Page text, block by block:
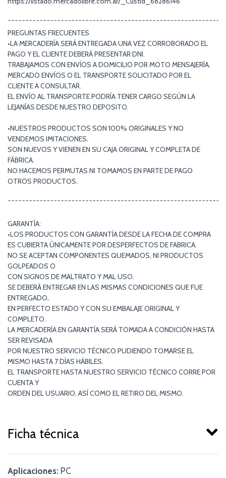
PREGUNTAS FRECUENTES
•LA MERCADERÍA SERÁ ENTREGADA UNA VEZ CORROBORADO EL
PAGO Y EL CLIENTE DEBERÁ PRESENTAR DNI.
TRABAJAMOS CON ENVÍOS A DOMICILIO POR MOTO MENSAJERÍA,
MERCADO ENVÍOS O EL TRANSPORTE SOLICITADO POR EL
CLIENTE A CONSULTAR.
EL ENVÍO AL TRANSPORTE PODRÍA TENER CARGO SEGÚN LA
LEJANÍAS DESDE NUESTRO DEPOSITO.
•NUESTROS PRODUCTOS SON 100% ORIGINALES Y NO
VENDEMOS IMITACIONES.
SON NUEVOS Y VIENEN EN SU CAJA ORIGINAL Y COMPLETA DE
FÁBRICA.
NO HACEMOS PERMUTAS NI TOMAMOS EN PARTE DE PAGO
OTROS PRODUCTOS.
GARANTÍA:
•LOS PRODUCTOS CON GARANTÍA DESDE LA FECHA DE COMPRA
ES CUBIERTA ÚNICAMENTE POR DESPERFECTOS DE FABRICA.
NO SE ACEPTAN COMPONENTES QUEMADOS, NI PRODUCTOS
GOLPEADOS O
CON SIGNOS DE MALTRATO Y MAL USO.
SE DEBERÁ ENTREGAR EN LAS MISMAS CONDICIONES QUE FUE
ENTREGADO,
EN PERFECTO ESTADO Y CON SU EMBALAJE ORIGINAL Y
COMPLETO.
LA MERCADERÍA EN GARANTÍA SERÁ TOMADA A CONDICIÓN HASTA
SER REVISADA
POR NUESTRO SERVICIO TÉCNICO PUDIENDO TOMARSE EL
MISMO HASTA 7 DÍAS HÁBILES.
EL TRANSPORTE HASTA NUESTRO SERVICIO TÉCNICO CORRE POR
CUENTA Y
ORDEN DEL USUARIO, ASÍ COMO EL RETIRO DEL MISMO.
Ficha técnica
Aplicaciones: PC